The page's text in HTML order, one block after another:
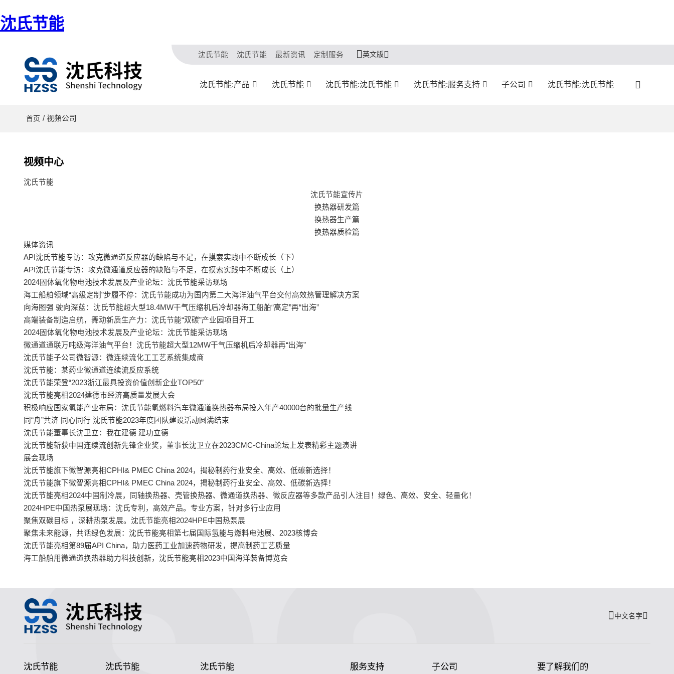
沈氏节能
沈氏节能 沈氏节能 最新资讯 定制服务 英文版
沈氏节能:产品 沈氏节能 沈氏节能:沈氏节能 沈氏节能:服务支持 子公司 沈氏节能:沈氏节能
首页 / 视頻公司
视频中心
沈氏节能
沈氏节能宣传片
换热器研发篇
换热器生产篇
换热器质检篇
媒体资讯
API沈氏节能专访：攻克微通道反应器的缺陷与不足，在摸索实践中不断成长（下）
API沈氏节能专访：攻克微通道反应器的缺陷与不足，在摸索实践中不断成长（上）
2024固体氧化物电池技术发展及产业论坛：沈氏节能采访现场
海工船舶领域“高级定制”步履不停：沈氏节能成功为国内第二大海洋油气平台交付高效热管理解决方案
向海图强 驶向深蓝：沈氏节能超大型18.4MW干气压缩机后冷却器海工船舶“高定”再“出海”
高端装备制造启航，舞动新质生产力：沈氏节能“双碳”产业园项目开工
2024固体氧化物电池技术发展及产业论坛：沈氏节能采访现场
微通道通联万吨级海洋油气平台！沈氏节能超大型12MW干气压缩机后冷却器再“出海”
沈氏节能子公司微智源：微连续流化工工艺系统集成商
沈氏节能：某药业微通道连续流反应系统
沈氏节能荣登“2023浙江最具投资价值创新企业TOP50”
沈氏节能亮相2024建德市经济高质量发展大会
积极响应国家氢能产业布局：沈氏节能氢燃料汽车微通道换热器布局投入年产40000台的批量生产线
同“舟”共济 同心同行 沈氏节能2023年度团队建设活动圆满结束
沈氏节能董事长沈卫立：我在建德 建功立德
沈氏节能斩获中国连续流创新先锋企业奖，董事长沈卫立在2023CMC-China论坛上发表精彩主题演讲
展会现场
沈氏节能旗下微智源亮相CPHI& PMEC China 2024，揭秘制药行业安全、高效、低碳新选择！
沈氏节能旗下微智源亮相CPHI& PMEC China 2024，揭秘制药行业安全、高效、低碳新选择！
沈氏节能亮相2024中国制冷展，同轴换热器、壳管换热器、微通道换热器、微反应器等多款产品引人注目！绿色、高效、安全、轻量化！
2024HPE中国热泵展现场：沈氏专利，高效产品。专业方案，针对多行业应用
聚焦双碳目标 ，深耕热泵发展。沈氏节能亮相2024HPE中国热泵展
聚焦未来能源，共话绿色发展：沈氏节能亮相第七届国际氢能与燃料电池展、2023核博会
沈氏节能亮相第89届API China，助力医药工业加速药物研发，提高制药工艺质量
海工船舶用微通道换热器助力科技创新，沈氏节能亮相2023中国海洋装备博览会
中文名字
沈氏节能 沈氏节能 沈氏节能 服务支持 子公司 要了解我们的